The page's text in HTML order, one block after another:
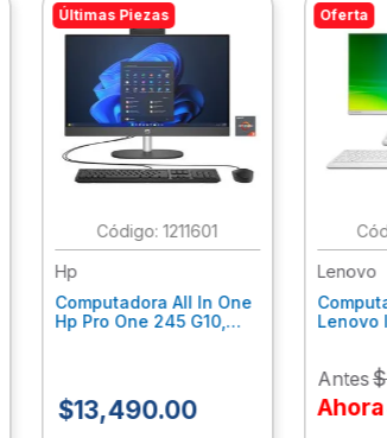
Últimas Piezas
:1211601
Hp
Computadora All In One
Hp Pro One 245 G10,
9P7K5La
$13,490.00
Oferta
Lenovo
Lenovo
Fhd,
Antes$
Ahora